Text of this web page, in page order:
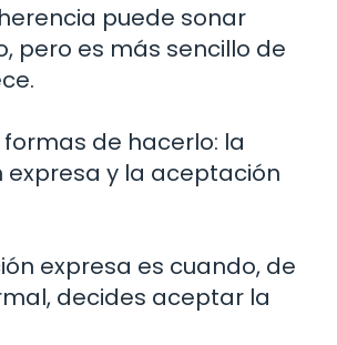
puede sonar
pero es más sencillo de
formas de hacerlo: la
y la aceptación
expresa es cuando, de
decides aceptar la